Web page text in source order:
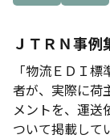
ＪＴＲＮ事例
「物流ＥＤＩ
者が、実際に荷
メントを、運送
ついて掲載して